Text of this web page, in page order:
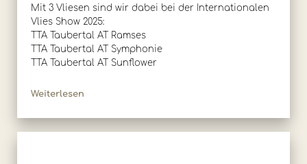
Mit 3 Vliesen sind wir dabei bei der Internationalen
Vlies Show 2025:
TTA Taubertal AT Ramses
TTA Taubertal AT Symphonie
TTA Taubertal AT Sunflower
Weiterlesen